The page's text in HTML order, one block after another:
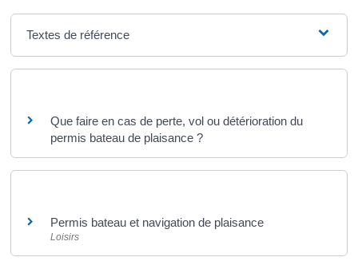
Textes de référence
Que faire en cas de perte, vol ou détérioration du
permis bateau de plaisance ?
Permis bateau et navigation de plaisance
Loisirs